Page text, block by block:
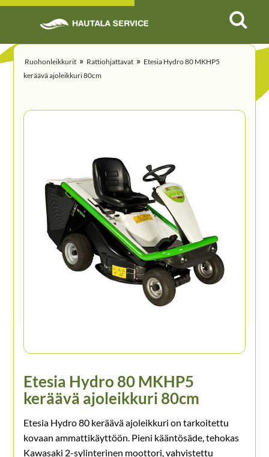
Ruohonleikkurit » Rattiohjattavat » Etesia Hydro 80 MKHP5
keräävä ajoleikkuri 80cm
Etesia Hydro 80 MKHP5
keräävä ajoleikkuri 80cm
Etesia Hydro 80 keräävä ajoleikkuri on tarkoitettu
kovaan ammattikäyttöön. Pieni kääntösäde, tehokas
Kawasaki 2-sylinterinen moottori, vahvistettu